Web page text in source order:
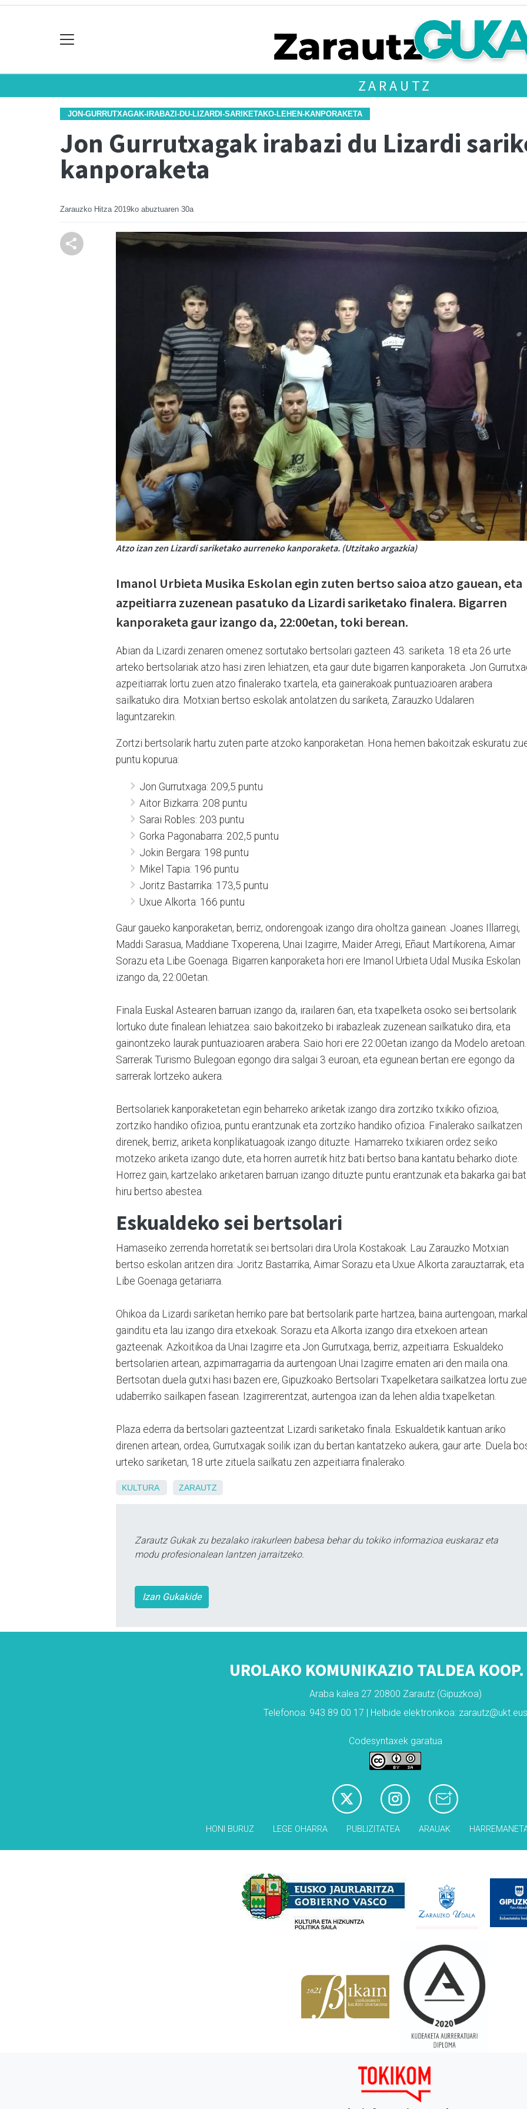
ZARAUTZ
JON-GURRUTXAGAK-IRABAZI-DU-LIZARDI-SARIKETAKO-LEHEN-KANPORAKETA
Jon Gurrutxagak irabazi du Lizardi
kanporaketa
Zarauzko Hitza 2019ko abuztuaren 30a
Atzo izan zen Lizardi sariketako aurreneko kanporaketa. (Utzitako argazkia)
Imanol Urbieta Musika Eskolan egin zuten bertso saioa atzo gauean, eta
azpeitiarra zuzenean pasatuko da Lizardi sariketako finalera. Bigarren
kanporaketa gaur izango da, 22:00etan, toki berean.
Abian da Lizardi zenaren omenez sortutako bertsolari gazteen 43. sariketa. 18 eta 26 urte
arteko bertsolariak atzo hasi ziren lehiatzen, eta gaur dute bigarren kanporaketa. Jon
azpeitiarrak lortu zuen atzo finalerako txartela, eta gainerakoak puntuazioaren arabera
sailkatuko dira. Motxian bertso eskolak antolatzen du sariketa, Zarauzko Udalaren
laguntzarekin.
Zortzi bertsolarik hartu zuten parte atzoko kanporaketan. Hona hemen bakoitzak eskuratu
puntu kopurua:
Jon Gurrutxaga: 209,5 puntu
Aitor Bizkarra: 208 puntu
Sarai Robles: 203 puntu
Gorka Pagonabarra: 202,5 puntu
Jokin Bergara: 198 puntu
Mikel Tapia: 196 puntu
Joritz Bastarrika: 173,5 puntu
Uxue Alkorta: 166 puntu
Gaur gaueko kanporaketan, berriz, ondorengoak izango dira oholtza gainean: Joanes Illarregi,
Maddi Sarasua, Maddiane Txoperena, Unai Izagirre, Maider Arregi, Eñaut Martikorena, Aimar
Sorazu eta Libe Goenaga. Bigarren kanporaketa hori ere Imanol Urbieta Udal Musika Eskolan
izango da, 22:00etan.
Finala Euskal Astearen barruan izango da, irailaren 6an, eta txapelketa osoko sei bertsolarik
lortuko dute finalean lehiatzea: saio bakoitzeko bi irabazleak zuzenean sailkatuko dira, eta
gainontzeko laurak puntuazioaren arabera. Saio hori ere 22:00etan izango da Modelo aretoan.
Sarrerak Turismo Bulegoan egongo dira salgai 3 euroan, eta egunean bertan ere egongo da
sarrerak lortzeko aukera.
Bertsolariek kanporaketetan egin beharreko ariketak izango dira zortziko txikiko ofizioa,
zortziko handiko ofizioa, puntu erantzunak eta zortziko handiko ofizioa. Finalerako sailkatzen
direnek, berriz, ariketa konplikatuagoak izango dituzte. Hamarreko txikiaren ordez seiko
motzeko ariketa izango dute, eta horren aurretik hitz bati bertso bana kantatu beharko diote.
Horrez gain, kartzelako ariketaren barruan izango dituzte puntu erantzunak eta bakarka gai
hiru bertso abestea.
Eskualdeko sei bertsolari
Hamaseiko zerrenda horretatik sei bertsolari dira Urola Kostakoak. Lau Zarauzko Motxian
bertso eskolan aritzen dira: Joritz Bastarrika, Aimar Sorazu eta Uxue Alkorta zarauztarrak, eta
Libe Goenaga getariarra.
Ohikoa da Lizardi sariketan herriko pare bat bertsolarik parte hartzea, baina aurtengoan,
gainditu eta lau izango dira etxekoak. Sorazu eta Alkorta izango dira etxekoen artean
gazteenak. Azkoitikoa da Unai Izagirre eta Jon Gurrutxaga, berriz, azpeitiarra. Eskualdeko
bertsolarien artean, azpimarragarria da aurtengoan Unai Izagirre ematen ari den maila ona.
Bertsotan duela gutxi hasi bazen ere, Gipuzkoako Bertsolari Txapelketara sailkatzea lortu
udaberriko sailkapen fasean. Izagirrerentzat, aurtengoa izan da lehen aldia txapelketan.
Plaza ederra da bertsolari gazteentzat Lizardi sariketako finala. Eskualdetik kantuan ariko
direnen artean, ordea, Gurrutxagak soilik izan du bertan kantatzeko aukera, gaur arte. Duela
urteko sariketan, 18 urte zituela sailkatu zen azpeitiarra finalerako.
KULTURA ZARAUTZ
Zarautz Gukak zu bezalako irakurleen babesa behar du tokiko informazioa euskaraz eta
modu profesionalean lantzen jarraitzeko.
Izan Gukakide
UROLAKO KOMUNIKAZIO TALDEA
Araba kalea 27 20800 Zarautz (Gipuzkoa)
Telefonoa: 943 89 00 17 | Helbide elektronikoa: zarautz@ukt.eus
Codesyntaxek garatua
HONI BURUZ LEGE OHARRA PUBLIZITATEA ARAUAK